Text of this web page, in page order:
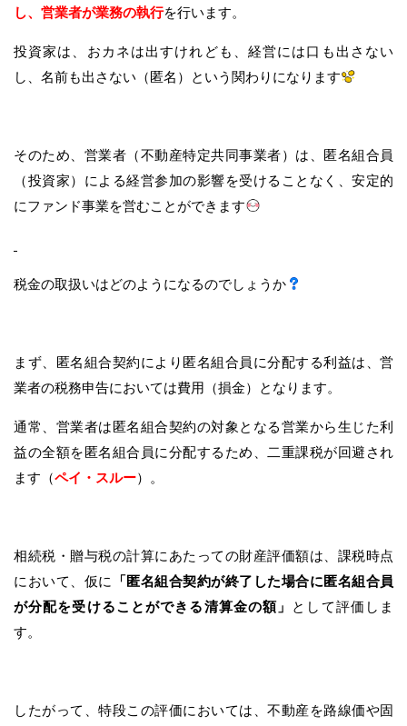
し、営業者が業務の執行を行います。
投資家は、おカネは出すけれども、経営には口も出さない
し、名前も出さない（匿名）という関わりになります
そのため、営業者（不動産特定共同事業者）は、匿名組合員
（投資家）による経営参加の影響を受けることなく、安定的
にファンド事業を営むことができます
税金の取扱いはどのようになるのでしょうか
まず、匿名組合契約により匿名組合員に分配する利益は、営
業者の税務申告においては費用（損金）となります。
通常、営業者は匿名組合契約の対象となる営業から生じた利
益の全額を匿名組合員に分配するため、二重課税が回避され
ます（ペイ・スルー）。
相続税・贈与税の計算にあたっての財産評価額は、課税時点
において、仮に
「匿名組合契約が終了した場合に匿名組合員
が分配を受けることができる清算金の額」
として評価しま
す。
したがって、特段この評価においては、不動産を路線価や固